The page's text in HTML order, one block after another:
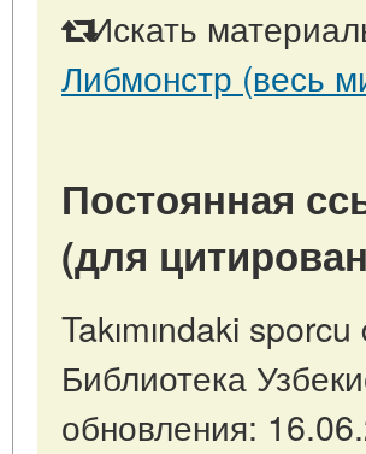
Искать
Либмонстр (весь
Постоянная
(для
Takımındaki
Библиотека
обновления: